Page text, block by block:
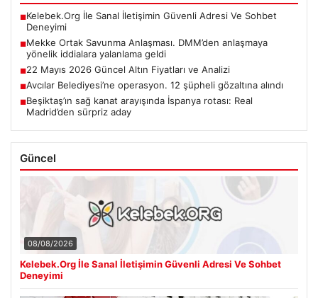
■Kelebek.Org İle Sanal İletişimin Güvenli Adresi Ve Sohbet
Deneyimi
■Mekke Ortak Savunma Anlaşması. DMM’den anlaşmaya
yönelik iddialara yalanlama geldi
■22 Mayıs 2026 Güncel Altın Fiyatları ve Analizi
■Avcılar Belediyesi’ne operasyon. 12 şüpheli gözaltına alındı
■Beşiktaş’ın sağ kanat arayışında İspanya rotası: Real
Madrid’den sürpriz aday
Güncel
08/08/2026
Kelebek.Org İle Sanal İletişimin Güvenli Adresi Ve Sohbet
Deneyimi